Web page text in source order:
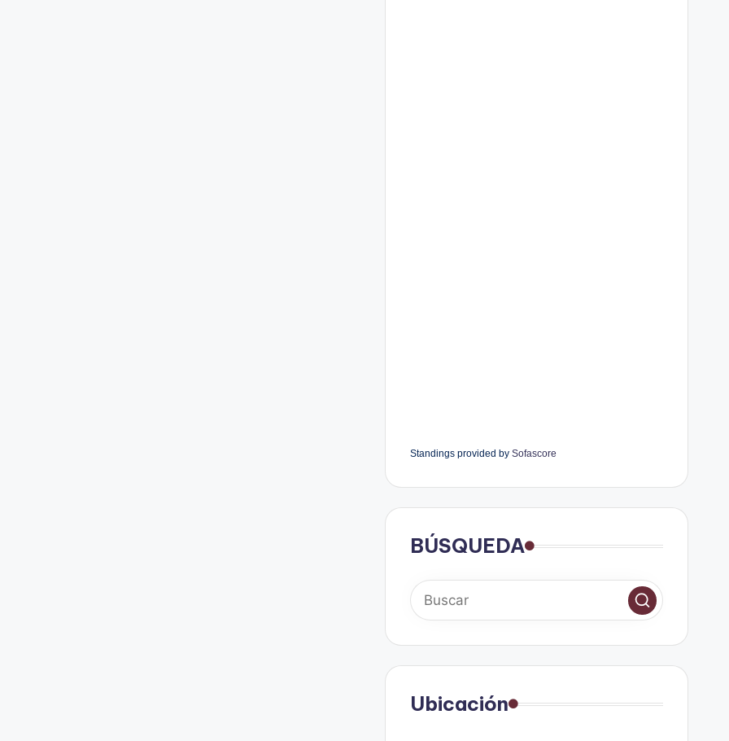
Standings provided by Sofascore
BÚSQUEDA
Ubicación